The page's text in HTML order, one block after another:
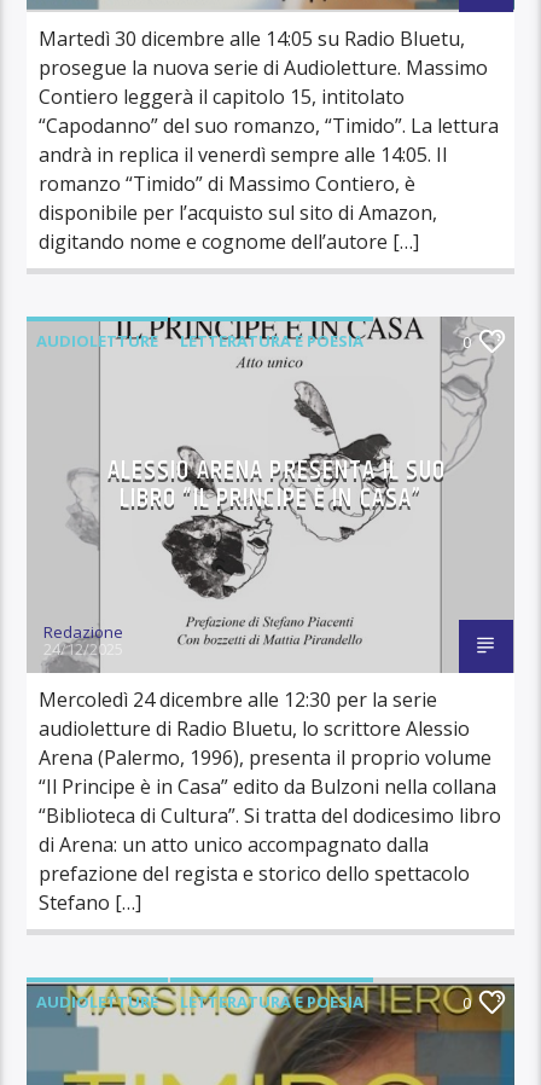
Martedì 30 dicembre alle 14:05 su Radio Bluetu,
prosegue la nuova serie di Audioletture. Massimo
Contiero leggerà il capitolo 15, intitolato
“Capodanno” del suo romanzo, “Timido”. La lettura
andrà in replica il venerdì sempre alle 14:05. Il
romanzo “Timido” di Massimo Contiero, è
disponibile per l’acquisto sul sito di Amazon,
digitando nome e cognome dell’autore […]
AUDIOLETTURE LETTERATURA E POESIA 0
ALESSIO ARENA PRESENTA IL SUO
LIBRO “IL PRINCIPE È IN CASA”
Redazione
24/12/2025
Mercoledì 24 dicembre alle 12:30 per la serie
audioletture di Radio Bluetu, lo scrittore Alessio
Arena (Palermo, 1996), presenta il proprio volume
“Il Principe è in Casa” edito da Bulzoni nella collana
“Biblioteca di Cultura”. Si tratta del dodicesimo libro
di Arena: un atto unico accompagnato dalla
prefazione del regista e storico dello spettacolo
Stefano […]
AUDIOLETTURE LETTERATURA E POESIA 0